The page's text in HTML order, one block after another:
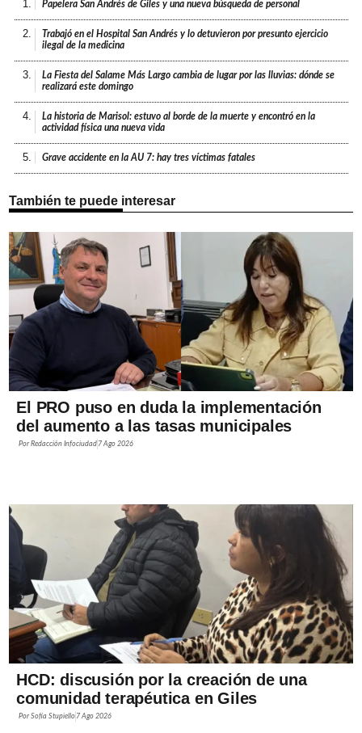
1. Papelera San Andrés de Giles y una nueva búsqueda de personal
2.
Trabajó en el Hospital San Andrés y lo detuvieron por presunto ejercicio
ilegal de la medicina
3.
La Fiesta del Salame Más Largo cambia de lugar por las lluvias: dónde se
realizará este domingo
4.
La historia de Marisol: estuvo al borde de la muerte y encontró en la
actividad física una nueva vida
5. Grave accidente en la AU 7: hay tres víctimas fatales
También te puede interesar
El PRO puso en duda la implementación
del aumento a las tasas municipales
PorRedacción Infociudad 7 Ago 2026
HCD: discusión por la creación de una
comunidad terapéutica en Giles
PorSofía Stupiello 7 Ago 2026